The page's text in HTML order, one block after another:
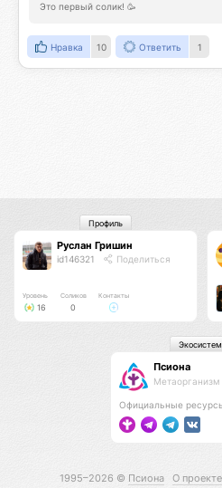
Это первый солик! 🥳
Нравка 10 Ответить 1
Руслан Гришин
id146321 Поделиться
Уровень
16
Соликов
0
Контакты
Профиль
Псиона
Метаорганизм
Официальные
1995–2026 © Псиона О проекте